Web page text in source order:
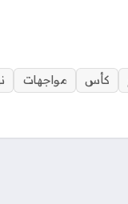
كأس مواجهات